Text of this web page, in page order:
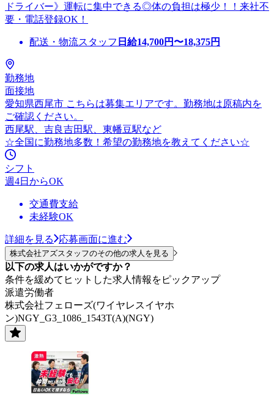
ドライバー》運転に集中できる◎体の負担は極少！！来社不
要・電話登録OK！
配送・物流スタッフ 日給14,700円〜18,375円
勤務地
面接地
愛知県西尾市 こちらは募集エリアです。勤務地は原稿内を
ご確認ください。
西尾駅、吉良吉田駅、東幡豆駅など
☆全国に勤務地多数！希望の勤務地を教えてください☆
シフト
週4日からOK
交通費支給
未経験OK
詳細を見る 応募画面に進む
株式会社アズスタッフのその他の求人を見る
以下の求人はいかがですか？
条件を緩めてヒットした求人情報をピックアップ
派遣労働者
株式会社フェローズ(ワイヤレスイヤホ
ン)NGY_G3_1086_1543T(A)(NGY)